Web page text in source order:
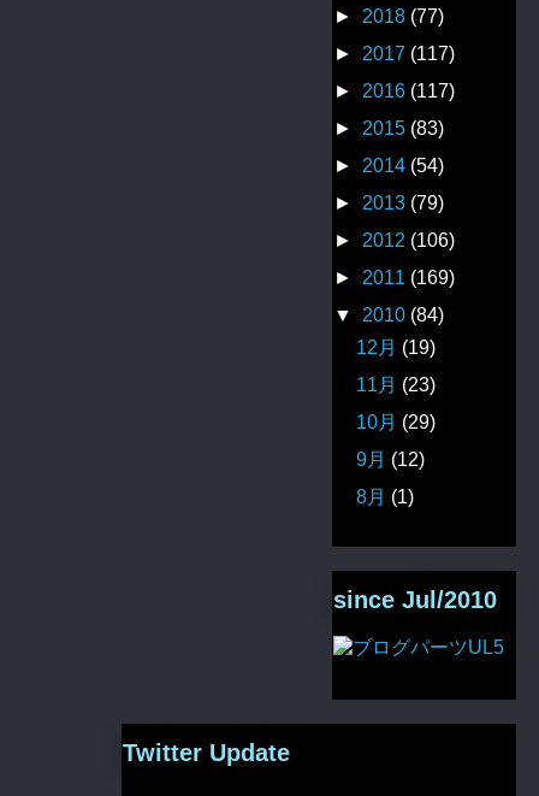
► 2018 (77)
► 2017 (117)
► 2016 (117)
► 2015 (83)
► 2014 (54)
► 2013 (79)
► 2012 (106)
► 2011 (169)
▼ 2010 (84)
12月 (19)
11月 (23)
10月 (29)
9月 (12)
8月 (1)
since Jul/2010
Twitter Update